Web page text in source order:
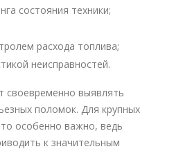
состояния техники;
расхода топлива;
неисправностей.
своевременно выявлять
поломок. Для крупных
особенно важно, ведь
к значительным